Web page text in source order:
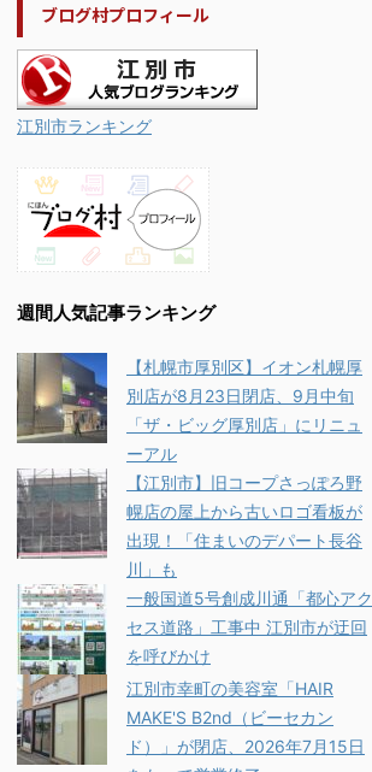
ブログ村プロフィール
江別市ランキング
週間人気記事ランキング
【札幌市厚別区】イオン札幌厚
別店が8月23日閉店、9月中旬
「ザ・ビッグ厚別店」にリニュ
ーアル
【江別市】旧コープさっぽろ野
幌店の屋上から古いロゴ看板が
出現！「住まいのデパート長谷
川」も
一般国道5号創成川通「都心アク
セス道路」工事中 江別市が迂回
を呼びかけ
江別市幸町の美容室「HAIR
MAKE'S B2nd（ビーセカン
ド）」が閉店、2026年7月15日